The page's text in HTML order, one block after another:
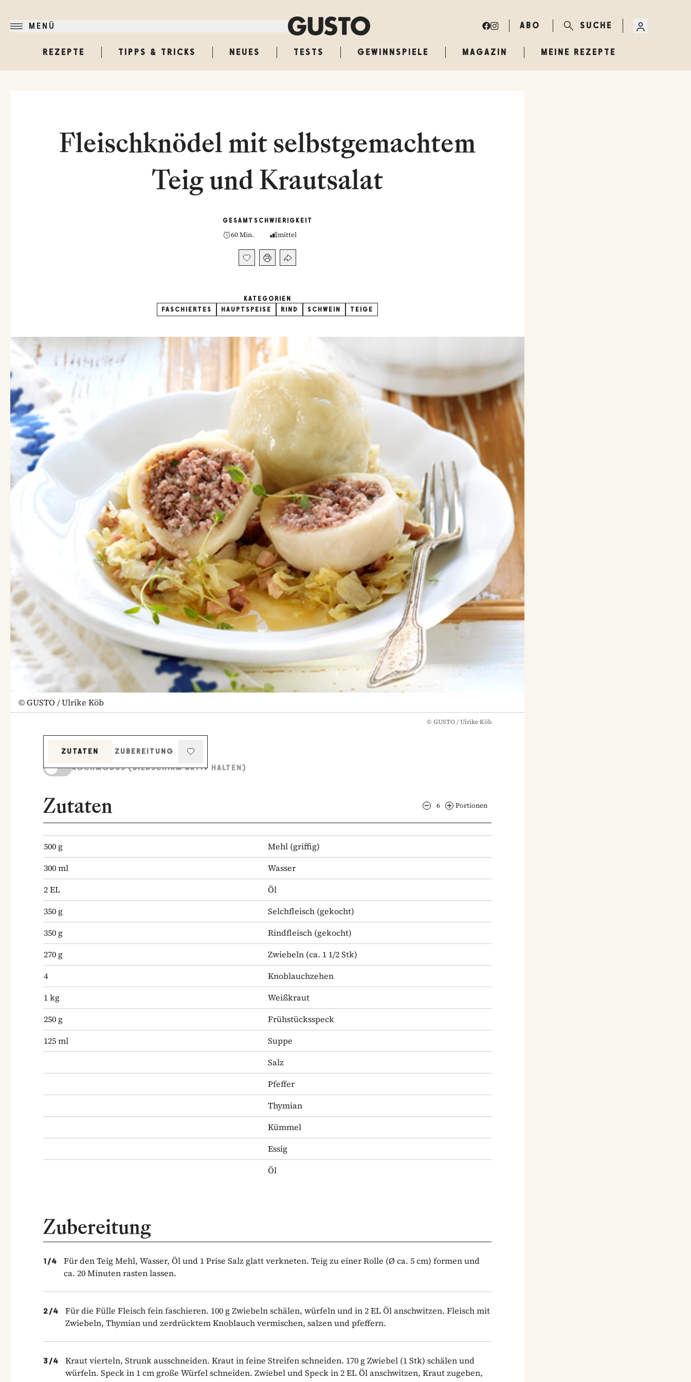
MENÜ ABO SUCHE
REZEPTE TIPPS & TRICKS NEUES TESTS GEWINNSPIELE MAGAZIN MEINE REZEPTE
Fleischknödel mit selbstgemachtem
Teig und Krautsalat
GESAMT
60 Min.
SCHWIERIGKEIT
mittel
KATEGORIEN
FASCHIERTES
HAUPTSPEISE RIND SCHWEIN TEIGE
©GUSTO / Ulrike Köb
© GUSTO / Ulrike Köb
ZUTATEN
ZUBEREITUNG
KOCHMODUS (BILDSCHIRM AKTIV HALTEN)
Zutaten 6 Portionen
500 g Mehl (griffig)
300ml
Wasser
2EL
Öl
350 g Selchfleisch (gekocht)
350 g Rindfleisch (gekocht)
270 g Zwiebeln (ca. 1 1/2 Stk)
4
Knoblauchzehen
1kg
Weißkraut
250 g
Frühstücksspeck
125ml
Suppe
Salz
Pfeffer
Thymian
Kümmel
Essig
Öl
Zubereitung
1/4
Für den Teig Mehl, Wasser, Öl und 1 Prise Salz glatt verkneten. Teig zu einer Rolle (Ø ca. 5 cm) formen und
ca. 20 Minuten rasten lassen.
2/4
Für die Fülle Fleisch fein faschieren. 100 g Zwiebeln schälen, würfeln und in 2 EL Öl anschwitzen. Fleisch mit
Zwiebeln, Thymian und zerdrücktem Knoblauch vermischen, salzen und pfeffern.
3/4
Kraut vierteln, Strunk ausschneiden. Kraut in feine Streifen schneiden. 170 g Zwiebel (1 Stk) schälen und
würfeln. Speck in 1 cm große Würfel schneiden. Zwiebel und Speck in 2 EL Öl anschwitzen, Kraut zugeben,